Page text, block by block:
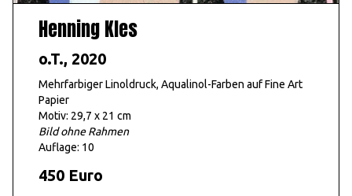
Henning Kles
o.T., 2020
Mehrfarbiger Linoldruck, Aqualinol-Farben auf Fine Art
Papier
Motiv: 29,7 x 21 cm
Bild ohne Rahmen
Auflage: 10
450 Euro